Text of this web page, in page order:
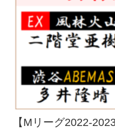
【Mリーグ2022-